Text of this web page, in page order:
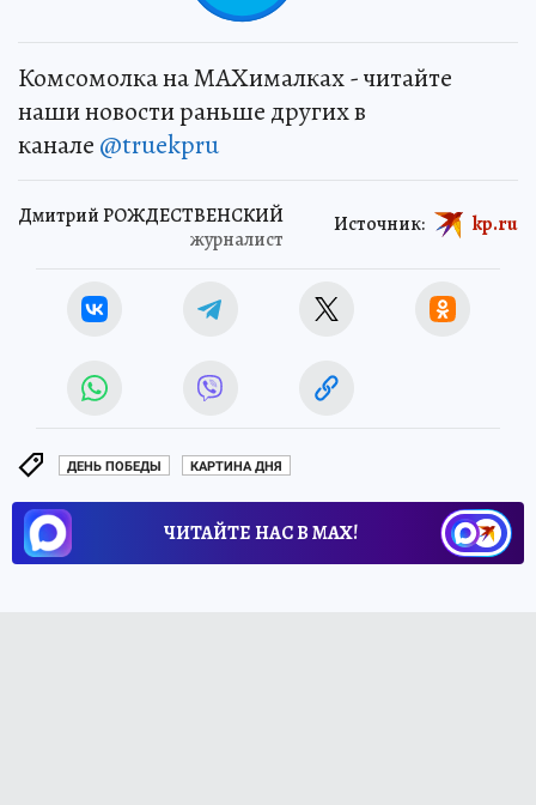
Комсомолка на MAXималках - читайте
наши новости раньше других в
канале @truekpru
Дмитрий РОЖДЕСТВЕНСКИЙ
журналист
Источник: kp.ru
ДЕНЬ ПОБЕДЫ КАРТИНА ДНЯ
ЧИТАЙТЕ НАС В МАХ!